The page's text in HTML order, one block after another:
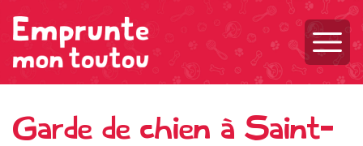
Garde de chien à Saint-